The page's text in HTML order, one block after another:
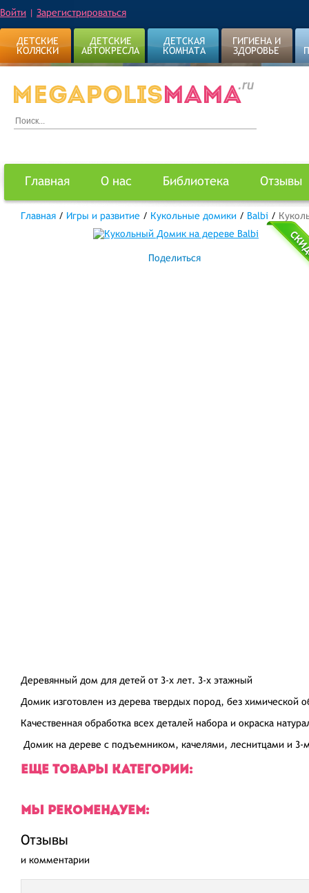
Войти | Зарегистрироваться
ДЕТСКИЕ
КОЛЯСКИ
ДЕТСКИЕ
АВТОКРЕСЛА
ДЕТСКАЯ
КОМНАТА
ГИГИЕНА И
ЗДОРОВЬЕ
Главная О нас Библиотека Отзывы
Главная / Игры и развитие / Кукольные домики / Balbi /
Поделиться
Деревянный дом для детей от 3-х лет. 3-х этажный
Домик изготовлен из дерева твердых пород, без химической
Качественная обработка всех деталей набора и окраска
Домик на дереве с подъемником, качелями, леснитцами и
ЕЩЕ ТОВАРЫ КАТЕГОРИИ:
МЫ РЕКОМЕНДУЕМ:
Отзывы
и комментарии